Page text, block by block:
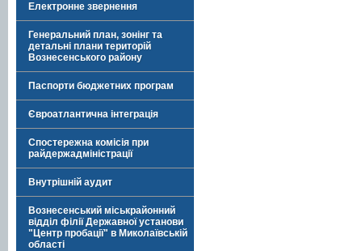
Електронне звернення
Генеральний план, зонінг та
детальні плани територій
Вознесенського району
Паспорти бюджетних програм
Євроатлантична інтеграція
Спостережна комісія при
райдержадміністрації
Внутрішній аудит
Вознесенський міськрайонний
відділ філії Державної установи
"Центр пробації" в Миколаївській
області